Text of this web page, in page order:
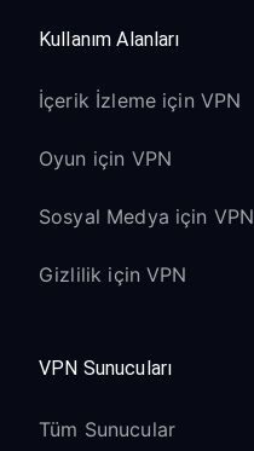
Kullanım Alanları
İçerik İzleme için VPN
Oyun için VPN
Sosyal Medya için VPN
Gizlilik için VPN
VPN Sunucuları
Tüm Sunucular